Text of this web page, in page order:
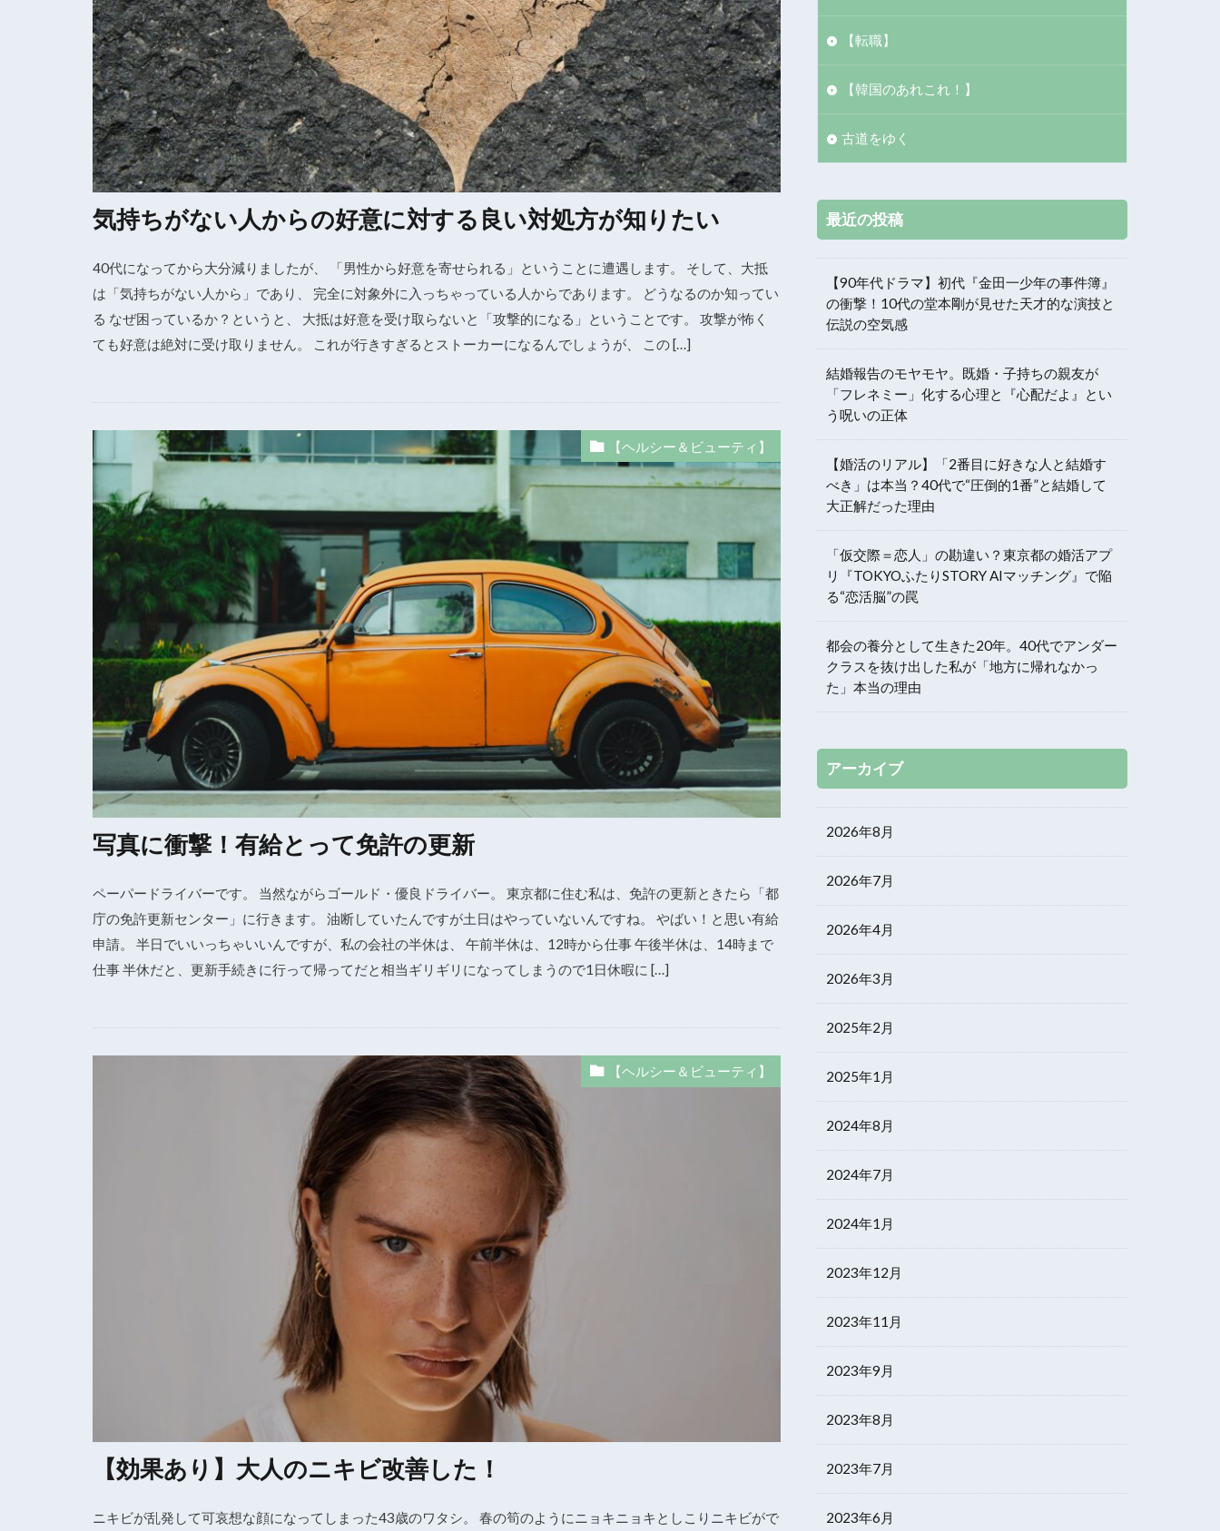
気持ちがない人からの好意に対する良い対処方が知りたい
40代になってから大分減りましたが、 「男性から好意を寄せられる」ということに遭遇します。 そして、大抵
は「気持ちがない人から」であり、 完全に対象外に入っちゃっている人からであります。 どうなるのか知ってい
る なぜ困っているか？というと、 大抵は好意を受け取らないと「攻撃的になる」ということです。 攻撃が怖く
ても好意は絶対に受け取りません。 これが行きすぎるとストーカーになるんでしょうが、 この […]
【ヘルシー＆ビューティ】
写真に衝撃！有給とって免許の更新
ペーパードライバーです。 当然ながらゴールド・優良ドライバー。 東京都に住む私は、免許の更新ときたら「都
庁の免許更新センター」に行きます。 油断していたんですが土日はやっていないんですね。 やばい！と思い有給
申請。 半日でいいっちゃいいんですが、私の会社の半休は、 午前半休は、12時から仕事 午後半休は、14時まで
仕事 半休だと、更新手続きに行って帰ってだと相当ギリギリになってしまうので1日休暇に […]
【ヘルシー＆ビューティ】
【効果あり】大人のニキビ改善した！
ニキビが乱発して可哀想な顔になってしまった43歳のワタシ。 春の筍のようにニョキニョキとしこりニキビがで
【転職】
【韓国のあれこれ！】
古道をゆく
最近の投稿
【90年代ドラマ】初代『金田一少年の事件簿』
の衝撃！10代の堂本剛が見せた天才的な演技と
伝説の空気感
結婚報告のモヤモヤ。既婚・子持ちの親友が
「フレネミー」化する心理と『心配だよ』とい
う呪いの正体
【婚活のリアル】「2番目に好きな人と結婚す
べき」は本当？40代で“圧倒的1番”と結婚して
大正解だった理由
「仮交際＝恋人」の勘違い？東京都の婚活アプ
リ『TOKYOふたりSTORY AIマッチング』で陥
る“恋活脳”の罠
都会の養分として生きた20年。40代でアンダー
クラスを抜け出した私が「地方に帰れなかっ
た」本当の理由
アーカイブ
2026年8月
2026年7月
2026年4月
2026年3月
2025年2月
2025年1月
2024年8月
2024年7月
2024年1月
2023年12月
2023年11月
2023年9月
2023年8月
2023年7月
2023年6月